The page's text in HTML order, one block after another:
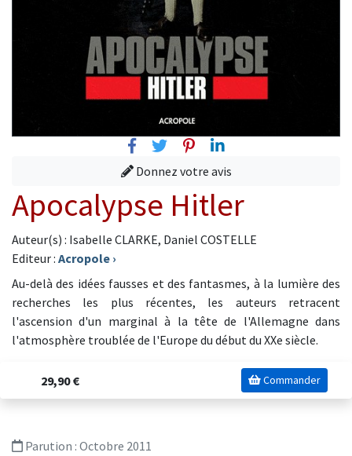
FacebookTwitterPinterest
Linkedin
Donnez votre avis
Apocalypse Hitler
Auteur(s) : Isabelle CLARKE, Daniel COSTELLE
Editeur : Acropole ›
Au-delà des idées fausses et des fantasmes, à la lumière des
recherches les plus récentes, les auteurs retracent
l'ascension d'un marginal à la tête de l'Allemagne dans
l'atmosphère troublée de l'Europe du début du XXe siècle.
29,90 € Commander
Parution : Octobre 2011